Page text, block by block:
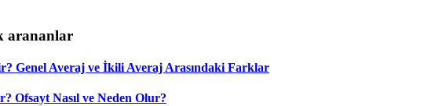
arananlar
Genel Averaj ve İkili Averaj Arasındaki Farklar
Ofsayt Nasıl ve Neden Olur?